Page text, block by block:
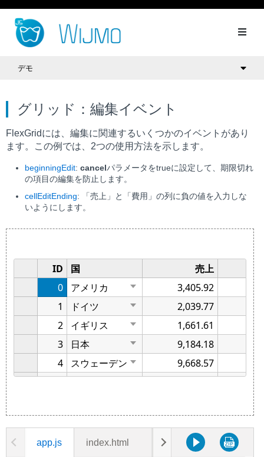
デモ
グリッド：編集イベント
FlexGridには、編集に関連するいくつかのイベントがあり
ます。この例では、2つの使用方法を示します。
beginningEdit: cancelパラメータをtrueに設定して、期限切れ
の項目の編集を防止します。
cellEditEnding: 「売上」と「費用」の列に負の値を入力しな
いようにします。
app.js index.html styles.css